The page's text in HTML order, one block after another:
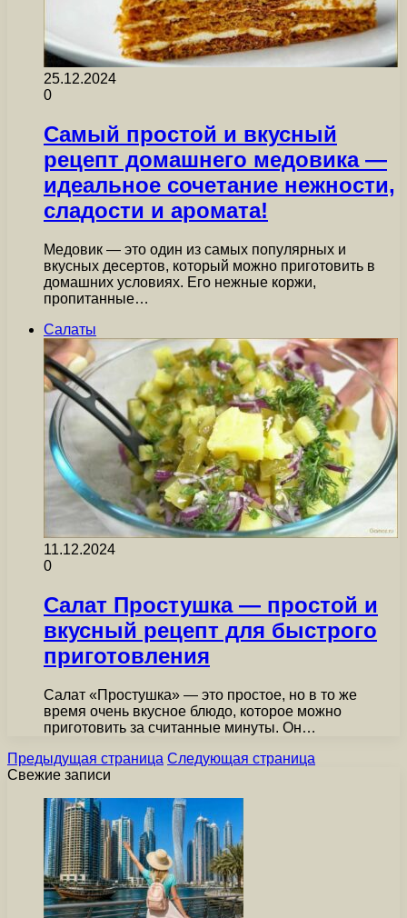
25.12.2024
0
Самый простой и вкусный
рецепт домашнего медовика —
идеальное сочетание нежности,
сладости и аромата!
Медовик — это один из самых популярных и
вкусных десертов, который можно приготовить в
домашних условиях. Его нежные коржи,
пропитанные…
Салаты
11.12.2024
0
Салат Простушка — простой и
вкусный рецепт для быстрого
приготовления
Салат «Простушка» — это простое, но в то же
время очень вкусное блюдо, которое можно
приготовить за считанные минуты. Он…
Предыдущая страница Следующая страница
Свежие записи